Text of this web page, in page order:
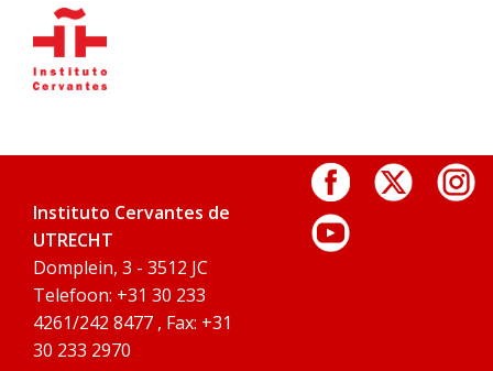
Instituto Cervantes de
UTRECHT
Domplein, 3 - 3512 JC
Telefoon: +31 30 233
4261/242 8477 , Fax: +31
30 233 2970